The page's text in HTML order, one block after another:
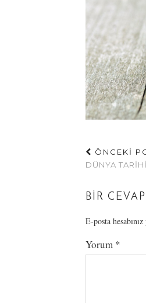
ÖNCEKİ
DÜNYA
BIR
E-posta
Yorum *